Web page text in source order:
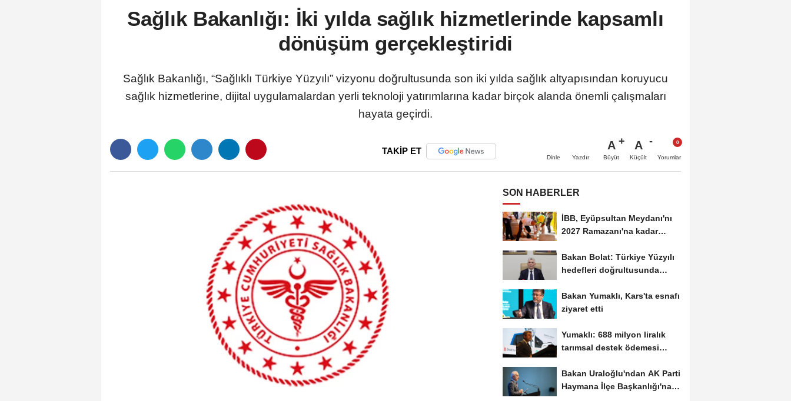
Sağlık Bakanlığı: İki yılda sağlık hizmetlerinde kapsamlı
dönüşüm gerçekleştiridi
Sağlık Bakanlığı, “Sağlıklı Türkiye Yüzyılı” vizyonu doğrultusunda son iki yılda sağlık altyapısından koruyucu
sağlık hizmetlerine, dijital uygulamalardan yerli teknoloji yatırımlarına kadar birçok alanda önemli çalışmaları
hayata geçirdi.
TAKİP ET
Dinle Yazdır
A
Büyüt
A
Küçült Yorumlar
SON HABERLER
İBB, Eyüpsultan Meydanı'nı
2027 Ramazanı'na kadar
Bakan Bolat: Türkiye Yüzyılı
hedefleri doğrultusunda
Bakan Yumaklı, Kars'ta esnafı
ziyaret etti
Yumaklı: 688 milyon liralık
tarımsal destek ödemesi
Bakan Uraloğlu'ndan AK Parti
Haymana İlçe Başkanlığı'na